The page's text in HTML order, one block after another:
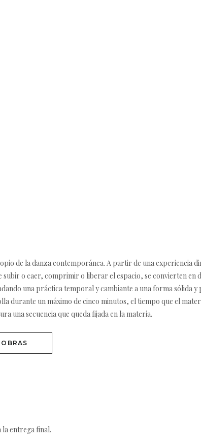
de la danza contemporánea. A partir de una experiencia
o caer, comprimir o liberar el espacio, se convierten en
una práctica temporal y cambiante a una forma sólida y
durante un máximo de cinco minutos, el tiempo que el
una secuencia que queda fijada en la materia.
la entrega final.